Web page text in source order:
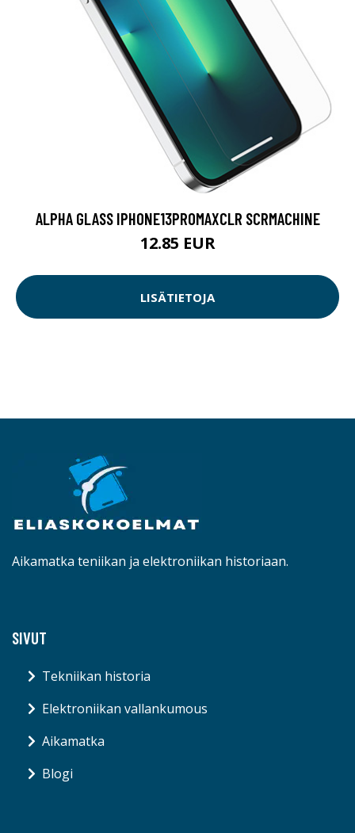
ALPHA GLASS IPHONE13PROMAXCLR SCRMACHINE
12.85 EUR
LISÄTIETOJA
Aikamatka teniikan ja elektroniikan historiaan.
SIVUT
Tekniikan historia
Elektroniikan vallankumous
Aikamatka
Blogi